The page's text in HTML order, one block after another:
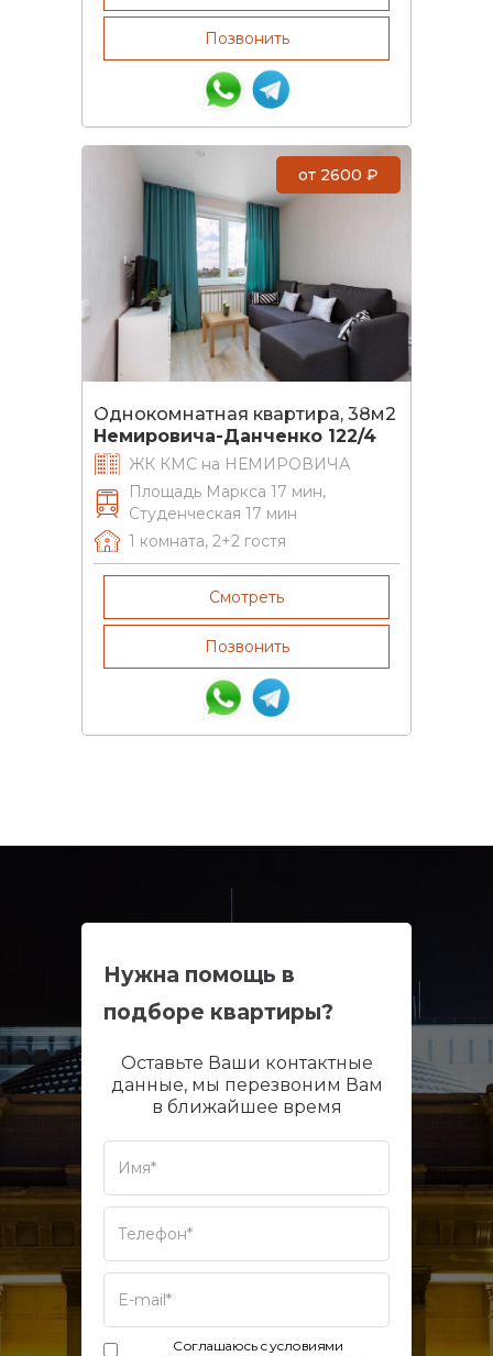
Позвонить
от 2600 ₽
Однокомнатная квартира, 38м2
Немировича-Данченко 122/4
ЖК КМС на НЕМИРОВИЧА
Площадь Маркса 17 мин,
Студенческая 17 мин
1 комната, 2+2 гостя
Смотреть
Позвонить
Нужна помощь в
подборе квартиры?
Оставьте Ваши контактные
данные, мы перезвоним Вам
в ближайшее время
Соглашаюсь с условиями